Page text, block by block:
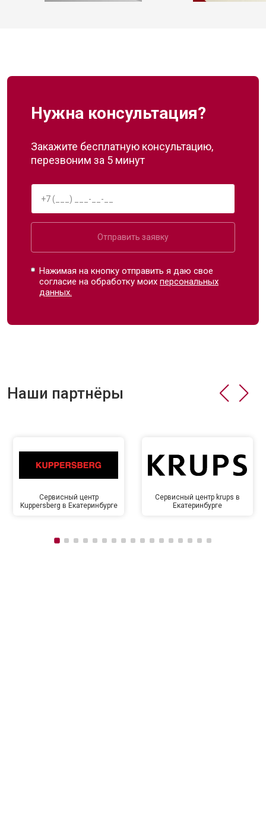
Нужна консультация?
Закажите бесплатную консультацию,
перезвоним за 5 минут
Отправить заявку
Нажимая на кнопку отправить я даю свое
согласие на обработку моихперсональных
данных.
Наши партнёры
Сервисный центр
Kuppersberg в Екатеринбурге
Сервисный центр krups в
Екатеринбурге